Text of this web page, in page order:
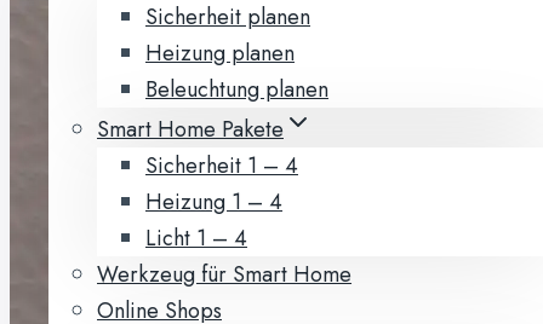
Sicherheit planen
Heizung planen
Beleuchtung planen
Smart Home Pakete
Sicherheit 1 – 4
Heizung 1 – 4
Licht 1 – 4
Werkzeug für Smart Home
Online Shops